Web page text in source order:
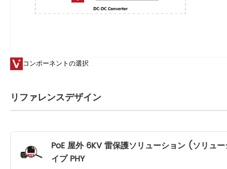
コンポーネントの選択
リファレンスデザイン
PoE 屋外 6KV 雷保護ソリューション (ソリュ
イプ PHY